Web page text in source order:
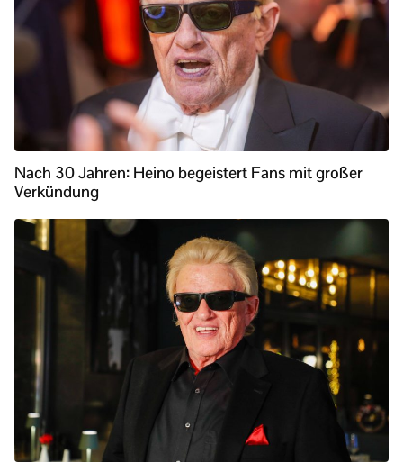
Nach 30 Jahren: Heino begeistert Fans mit großer
Verkündung